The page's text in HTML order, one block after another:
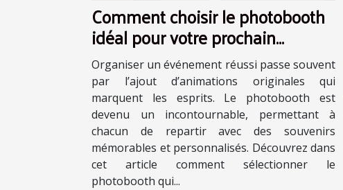
Comment choisir le photobooth
idéal pour votre prochain
événement ?
Organiser un événement réussi passe souvent
par l’ajout d’animations originales qui
marquent les esprits. Le photobooth est
devenu un incontournable, permettant à
chacun de repartir avec des souvenirs
mémorables et personnalisés. Découvrez dans
cet article comment sélectionner le
photobooth qui...